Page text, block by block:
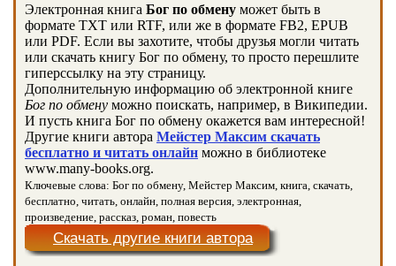
Электронная книга Бог по обмену может быть в
формате TXT или RTF, или же в формате FB2, EPUB
или PDF. Если вы захотите, чтобы друзья могли читать
или скачать книгу Бог по обмену, то просто перешлите
гиперссылку на эту страницу.
Дополнительную информацию об электронной книге
Бог по обмену можно поискать, например, в Википедии.
И пусть книга Бог по обмену окажется вам интересной!
Другие книги автора Мейстер Максим скачать
бесплатно и читать онлайн можно в библиотеке
www.many-books.org.
Ключевые слова: Бог по обмену, Мейстер Максим, книга, скачать,
бесплатно, читать, онлайн, полная версия, электронная,
произведение, рассказ, роман, повесть
Скачать другие книги автора